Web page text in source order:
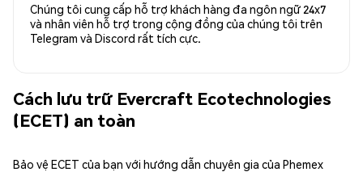
Chúng tôi cung cấp hỗ trợ khách hàng đa ngôn ngữ 24x7
và nhân viên hỗ trợ trong cộng đồng của chúng tôi trên
Telegram và Discord rất tích cực.
Cách lưu trữ Evercraft Ecotechnologies
(ECET) an toàn
Bảo vệ ECET của bạn với hướng dẫn chuyên gia của Phemex